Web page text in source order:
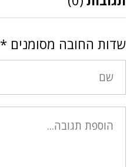
שדות החובה מסומנים *